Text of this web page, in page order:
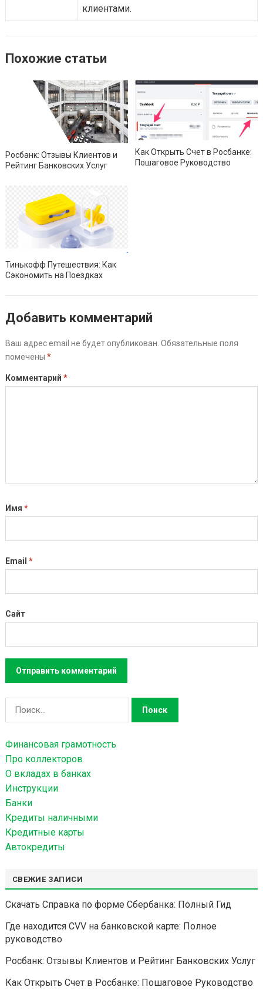
клиентами.
Похожие статьи
Росбанк: Отзывы Клиентов и
Рейтинг Банковских Услуг
Как Открыть Счет в Росбанке:
Пошаговое Руководство
Тинькофф Путешествия: Как
Сэкономить на Поездках
Добавить комментарий
Ваш адрес email не будет опубликован. Обязательные поля
помечены *
Комментарий *
Имя *
Email *
Сайт
а
т
и
:
Финансовая грамотность
Про коллекторов
О вкладах в банках
Инструкции
Банки
Кредиты наличными
Кредитные карты
Автокредиты
СВЕЖИЕ ЗАПИСИ
Скачать Справка по форме Сбербанка: Полный Гид
Где находится CVV на банковской карте: Полное
руководство
Росбанк: Отзывы Клиентов и Рейтинг Банковских Услуг
Как Открыть Счет в Росбанке: Пошаговое Руководство